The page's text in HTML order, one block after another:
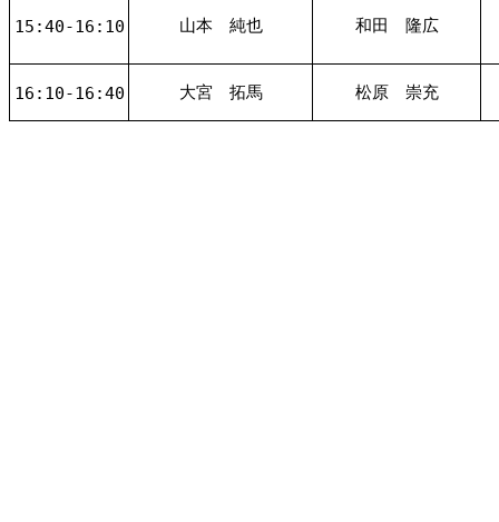
15:40-16:10 山本 純也 和田 隆広
16:10-16:40 大宮 拓馬 松原 崇充